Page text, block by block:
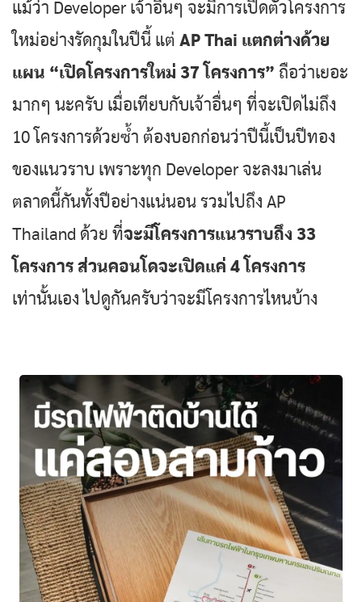
แม้ว่า Developer เจ้าอื่นๆ จะมีการเปิดตัวโครงการ
ใหม่อย่างรัดกุมในปีนี้ แต่ AP Thai แตกต่างด้วย
แผน “เปิดโครงการใหม่ 37 โครงการ” ถือว่าเยอะ
มากๆ นะครับ เมื่อเทียบกับเจ้าอื่นๆ ที่จะเปิดไม่ถึง
10 โครงการด้วยซ้ำ ต้องบอกก่อนว่าปีนี้เป็นปีทอง
ของแนวราบ เพราะทุก Developer จะลงมาเล่น
ตลาดนี้กันทั้งปีอย่างแน่นอน รวมไปถึง AP
Thailand ด้วย ที่จะมีโครงการแนวราบถึง 33
โครงการ ส่วนคอนโดจะเปิดแค่ 4 โครงการ
เท่านั้นเอง ไปดูกันครับว่าจะมีโครงการไหนบ้าง